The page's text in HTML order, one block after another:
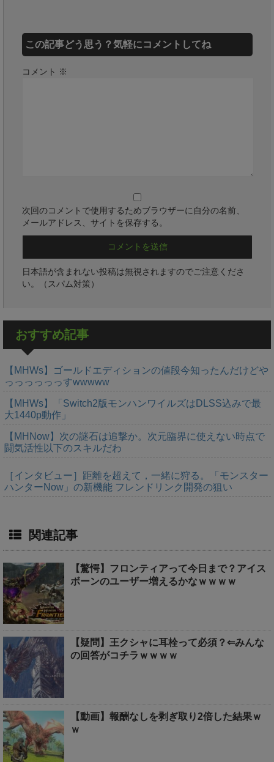
この記事どう思う？気軽にコメントしてね
コメント ※
次回のコメントで使用するためブラウザーに自分の名前、
メールアドレス、サイトを保存する。
日本語が含まれない投稿は無視されますのでご注意くださ
い。（スパム対策）
おすすめ記事
【MHWs】ゴールドエディションの値段今知ったんだけどや
っっっっっっすwwwww
【MHWs】「Switch2版モンハンワイルズはDLSS込みで最
大1440p動作」
【MHNow】次の謎石は追撃か。次元臨界に使えない時点で
闘気活性以下のスキルだわ
［インタビュー］距離を超えて，一緒に狩る。「モンスター
ハンターNow」の新機能 フレンドリンク開発の狙い
関連記事
【驚愕】フロンティアって今日まで？アイス
ボーンのユーザー増えるかなｗｗｗｗ
【疑問】王クシャに耳栓って必須？⇐みんな
の回答がコチラｗｗｗｗ
【動画】報酬なしを剥ぎ取り2倍した結果ｗ
ｗ